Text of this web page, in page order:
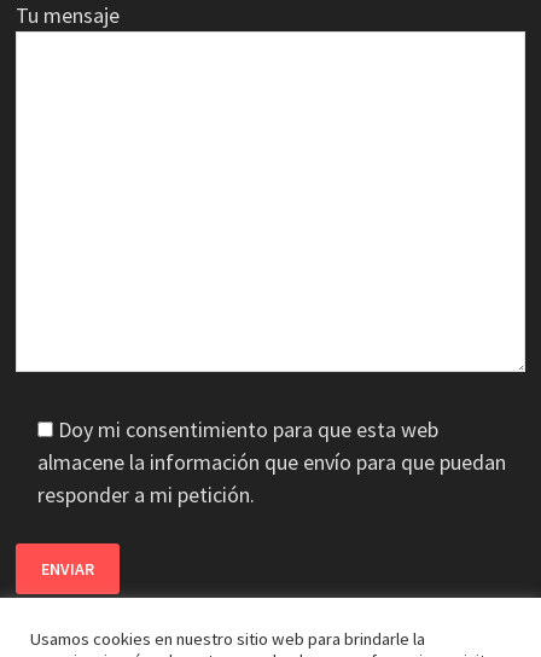
Tu mensaje
Doy mi consentimiento para que esta web
almacene la información que envío para que puedan
responder a mi petición.
Usamos cookies en nuestro sitio web para brindarle la